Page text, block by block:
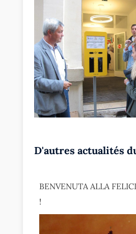
D'autres actualités
BENVENUTA ALLA
!